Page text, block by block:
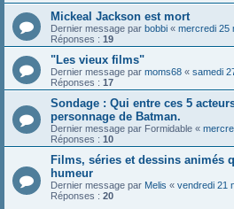
Mickeal Jackson est mort
Dernier message par bobbi « mercredi 25
Réponses : 19
"Les vieux films"
Dernier message par moms68 « samedi
Réponses : 17
Sondage : Qui entre ces 5
personnage de Batman.
Dernier message par Formidable «
Réponses : 10
Films, séries et dessins animés
humeur
Dernier message par Melis « vendredi 21
Réponses : 20